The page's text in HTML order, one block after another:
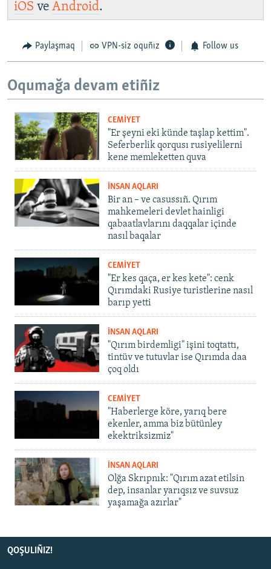
iOS ve Android.
Paylaşmaq VPN-siz oquñız Follow us
Oqumağa devam etiñiz
CEMİYET
"Er şeyni eki künde taşlap kettim".
Seferberlik qorqusı rusiyelilerni
kene memleketten quva
İNSAN AQLARI
Bir an – ve casussıñ. Qırım
mahkemeleri devlet hainligi
qabaatlavlarını daqqalar içinde
nasıl baqalar
CEMİYET
"Er kes qaça, er kes kete": cenk
Qırımdaki Rusiye turistlerine nasıl
barıp yetti
İNSAN AQLARI
"Qırım birdemligi" işini toqtattı,
tintüv ve tutuvlar ise Qırımda daa
çoq oldı
CEMİYET
"Haberlerge köre, yarıq bere
ekenler, amma biz bütünley
ekektriksizmiz"
İNSAN AQLARI
Olğa Skrıpnık: "Qırım azat etilsin
dep, insanlar yarıqsız ve suvsuz
yaşamağa azırlar"
QOŞULIÑIZ!